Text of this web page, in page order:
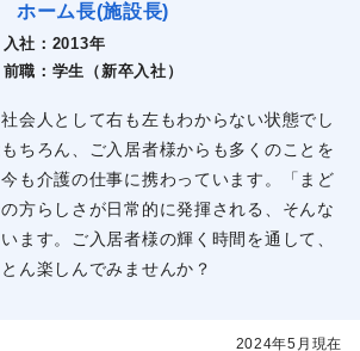
ホーム長(施設長)
入社： 2013年
前職： 学生（新卒入社）
会人として右も左もわからない状態でし
ちろん、ご入居者様からも多くのことを
も介護の仕事に携わっています。「まど
方らしさが日常的に発揮される、そんな
ます。ご入居者様の輝く時間を通して、
ん楽しんでみませんか？
2024年5月現在